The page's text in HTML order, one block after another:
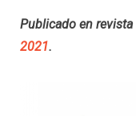
Publicado en revista
2021.